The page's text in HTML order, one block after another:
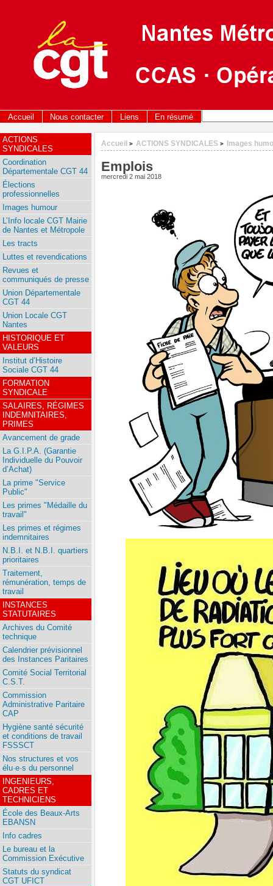
Accueil Nous contacter Liens En résumé
Accueil > ACTIONS SYNDICALES > Images
Emplois
mercredi 2 mai 2018
ACTIONS
SYNDICALES
Coordination
Départementale CGT 44
Élections
professionnelles
Images humour
L’Info locale CGT Mairie
de Nantes et Métropole
Les tracts
Luttes et revendications
Revues et
communiqués de presse
Union Départementale
CGT 44
Union Locale CGT
Nantes
HISTORIQUE ET
VALEURS
Institut d’Histoire
Sociale CGT 44
FORMATION
SYNDICALE
SALAIRES, RÉGIMES
INDEMNITAIRES,
PRIMES
Avancement de grade
La G.I.P.A. (Garantie
Individuelle du Pouvoir
d’Achat)
La prime "Service
Public"
Les primes "Médaille du
travail"
Les primes et régimes
indemnitaires
N.B.I. et N.B.I. quartiers
prioritaires
Traitement,
rémunération, temps de
travail
INSTANCES
STATUTAIRES
Archives du Comité
technique
Calendrier prévisionnel
des Instances Paritaires
Comité Social Territorial
C.S.T.
Commission
Administrative Paritaire
CAP
Hygiène santé sécurité
et conditions de travail
FSSSCT
Nos structures et vos
élu·e·s du personnel
INGENIEURS,
CADRES ET
TECHNICIENS
École des Beaux-Arts
EBANSN
Info cadres
Le bureau et la
Commission Exécutive
Statuts du syndicat
CGT UFICT